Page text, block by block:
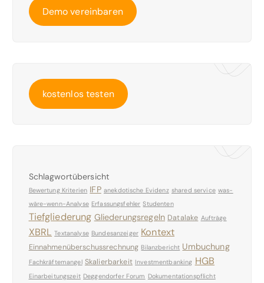
Demo vereinbaren
kostenlos testen
Schlagwortübersicht
Bewertung Kriterien IFP anekdotische Evidenz shared service was-
wäre-wenn-Analyse Erfassungsfehler Studenten
Tiefgliederung Gliederungsregeln Datalake Aufträge
XBRL Textanalyse Bundesanzeiger Kontext
Einnahmenüberschussrechnung Bilanzbericht Umbuchung
Fachkräftemangel Skalierbarkeit Investmentbanking HGB
Einarbeitungszeit Deggendorfer Forum Dokumentationspflicht